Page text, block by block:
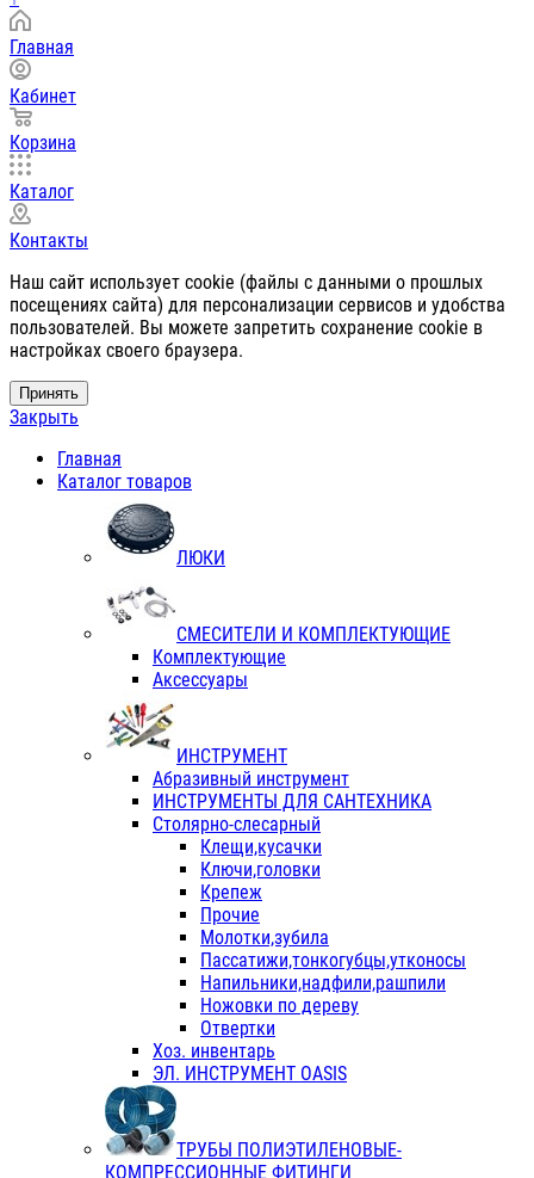
Главная
Кабинет
Корзина
Каталог
Контакты
Наш сайт использует cookie (файлы с данными о прошлых
посещениях сайта) для персонализации сервисов и удобства
пользователей. Вы можете запретить сохранение cookie в
настройках своего браузера.
Принять
Закрыть
Главная
Каталог товаров
ЛЮКИ
СМЕСИТЕЛИ И КОМПЛЕКТУЮЩИЕ
Комплектующие
Аксессуары
ИНСТРУМЕНТ
Абразивный инструмент
ИНСТРУМЕНТЫ ДЛЯ САНТЕХНИКА
Столярно-слесарный
Клещи,кусачки
Ключи,головки
Крепеж
Прочие
Молотки,зубила
Пассатижи,тонкогубцы,утконосы
Напильники,надфили,рашпили
Ножовки по дереву
Отвертки
Хоз. инвентарь
ЭЛ. ИНСТРУМЕНТ OASIS
ТРУБЫ ПОЛИЭТИЛЕНОВЫЕ-
КОМПРЕССИОННЫЕ ФИТИНГИ